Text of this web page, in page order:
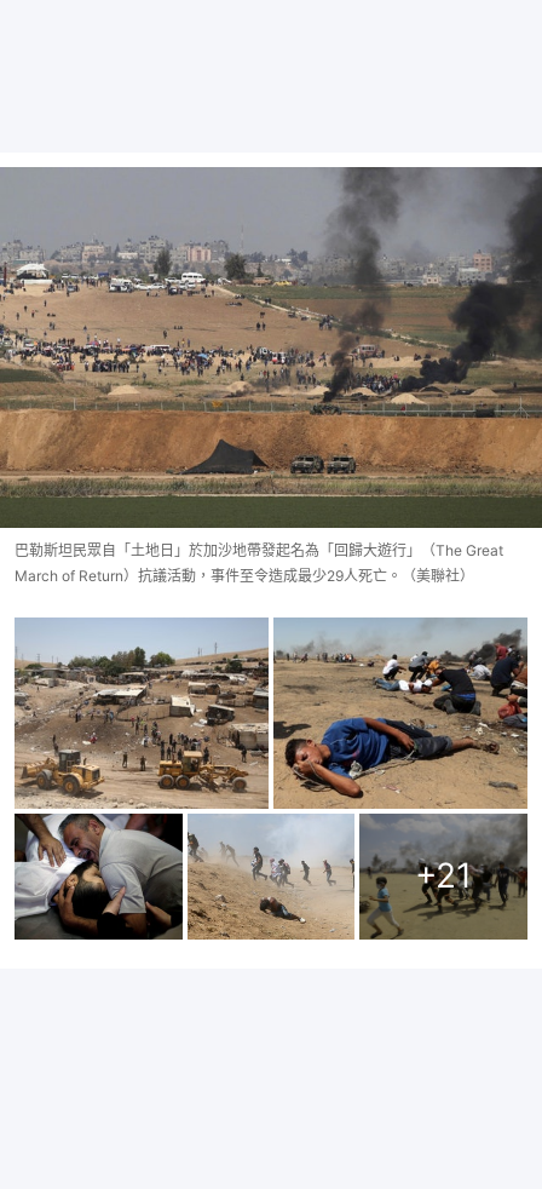
巴勒斯坦民眾自「土地日」於加沙地帶發起名為「回歸大遊行」（The Great
March of Return）抗議活動，事件至令造成最少29人死亡。（美聯社）
+21